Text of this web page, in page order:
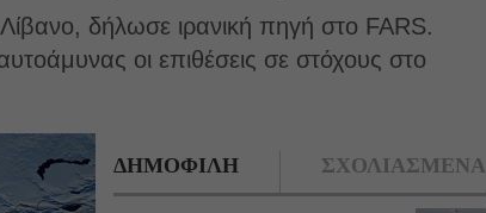
δήλωσε ιρανική πηγή στο FARS.
οι επιθέσεις σε στόχους στο
ΔΗΜΟΦΙΛΗ ΣΧΟΛΙΑΣΜΕΝΑ